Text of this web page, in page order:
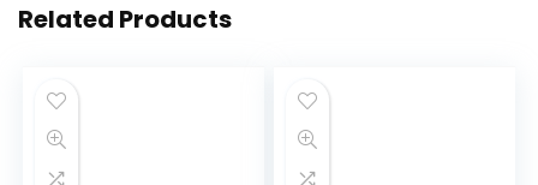
Rechte
Klepsteel
Geschikt
voor
Related Products